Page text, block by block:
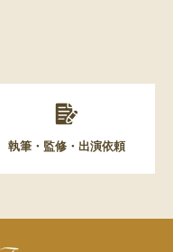
執筆・監修・出演依頼